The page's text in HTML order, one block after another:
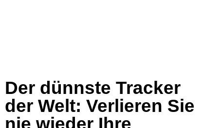
Der dünnste Tracker
der Welt: Verlieren Sie
nie wieder Ihre